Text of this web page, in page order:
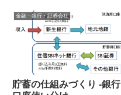
を縮小するアナウンスが出てい
ま...
金融・銀行・証券会社
貯蓄の仕組みづくり -銀行